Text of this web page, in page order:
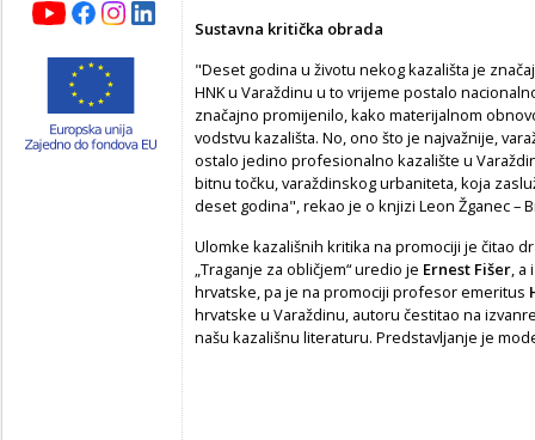
Sustavna kritička obrada
"Deset godina u životu nekog kazališta je
HNK u Varaždinu u to vrijeme postalo
značajno promijenilo, kako materijalnom
vodstvu kazališta. No, ono što je najvažnije,
ostalo jedino profesionalno kazalište u
bitnu točku, varaždinskog urbaniteta, koja
deset godina", rekao je o knjizi Leon Žganec –
Ulomke kazališnih kritika na promociji je čitao
„Traganje za obličjem“ uredio je Ernest Fišer ,
hrvatske, pa je na promociji profesor emeritus
hrvatske u Varaždinu, autoru čestitao na
našu kazališnu literaturu. Predstavljanje je